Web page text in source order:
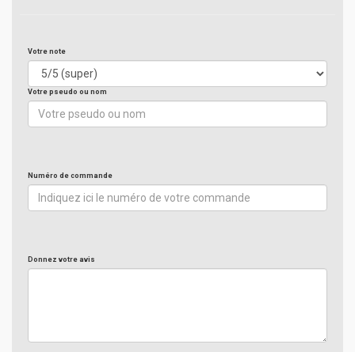
Votre note
Votre pseudo ou nom
Numéro de commande
Donnez votre avis